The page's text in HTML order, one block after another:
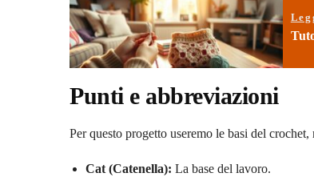
Punti e abbreviazioni
Per questo progetto useremo le basi del
Cat (Catenella): La base del lavoro.